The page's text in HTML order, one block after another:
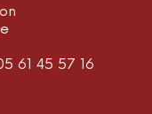
61 45 57 16